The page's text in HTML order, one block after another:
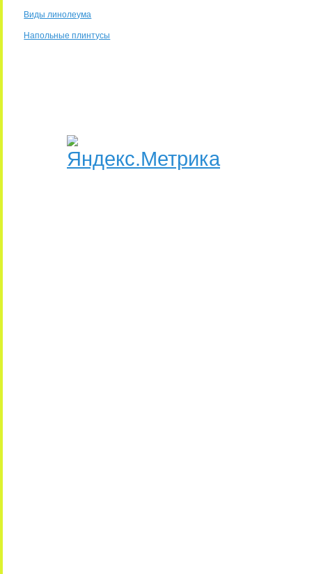
Виды линолеума
Напольные плинтусы